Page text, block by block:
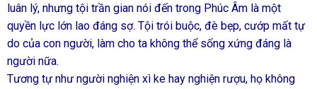
luân lý, nhưng tội trần gian nói đến trong Phúc Âm là một
quyền lực lớn lao đáng sợ. Tội trói buộc, đè bẹp, cướp mất tự
do của con người, làm cho ta không thể sống xứng đáng là
người nữa.
Tương tự như người nghiện xì ke hay nghiện rượu, họ không